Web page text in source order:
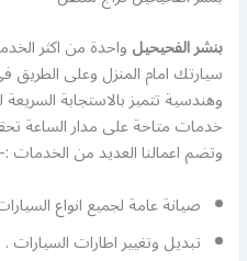
بنشر الفحيحيلواحدة من اكثر
سيارتك امام المنزل وعلى
وهندسية تتميز بالاستجابة
خدمات متاحة على مدار الساعة
وتضم اعمالنا العديد من الخدمات :-
صيانة عامة لجميع انواع
تبديل وتغيير اطارات السيارات .